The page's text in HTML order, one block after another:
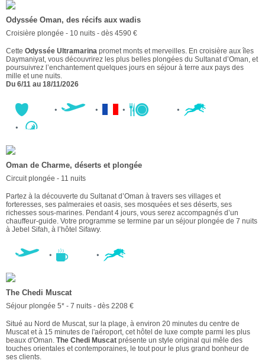
Odyssée Oman, des récifs aux wadis
Croisière plongée - 10 nuits - dès 4590 €
Cette Odyssée Ultramarina promet monts et merveilles. En croisière aux îles
Daymaniyat, vous découvrirez les plus belles plongées du Sultanat d’Oman, et
poursuivrez l’enchantement quelques jours en séjour à terre aux pays des
mille et une nuits.
Du 6/11 au 18/11/2026
Oman de Charme, déserts et plongée
Circuit plongée - 11 nuits
Partez à la découverte du Sultanat d’Oman à travers ses villages et
forteresses, ses palmeraies et oasis, ses mosquées et ses déserts, ses
richesses sous-marines. Pendant 4 jours, vous serez accompagnés d’un
chauffeur-guide. Votre programme se termine par un séjour plongée de 7 nuits
à Jebel Sifah, à l’hôtel Sifawy.
The Chedi Muscat
Séjour plongée 5* - 7 nuits - dès 2208 €
Situé au Nord de Muscat, sur la plage, à environ 20 minutes du centre de
Muscat et à 15 minutes de l'aéroport, cet hôtel de luxe compte parmi les plus
beaux d'Oman. The Chedi Muscat présente un style original qui mêle des
touches orientales et contemporaines, le tout pour le plus grand bonheur de
ses clients.